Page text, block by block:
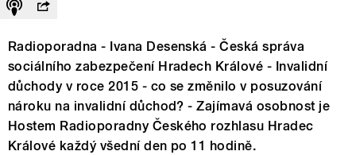
Radioporadna - Ivana Desenská - Česká správa
sociálního zabezpečení Hradech Králové - Invalidní
důchody v roce 2015 - co se změnilo v posuzování
nároku na invalidní důchod? - Zajímavá osobnost je
Hostem Radioporadny Českého rozhlasu Hradec
Králové každý všední den po 11 hodině.